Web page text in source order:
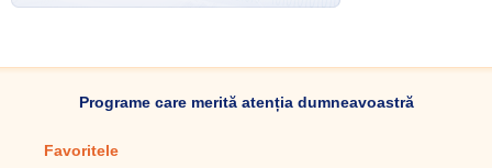
Programe care merită atenția dumneavoastră
Favoritele